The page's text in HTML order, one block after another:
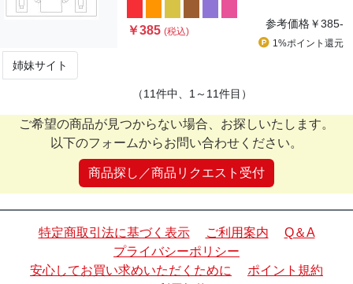
￥385(税込)
参考価格￥385-
1%ポイント 還元
姉妹サイト
（11件中、1～11件目）
ご希望の商品が見つからない場合、お探しいたします。
以下のフォームからお問い合わせください。
商品探し／商品リクエスト受付
特定商取引法に基づく表示 ご利用案内
Q＆A
プライバシーポリシー
安心してお買い求めいただくために
ポイント規約